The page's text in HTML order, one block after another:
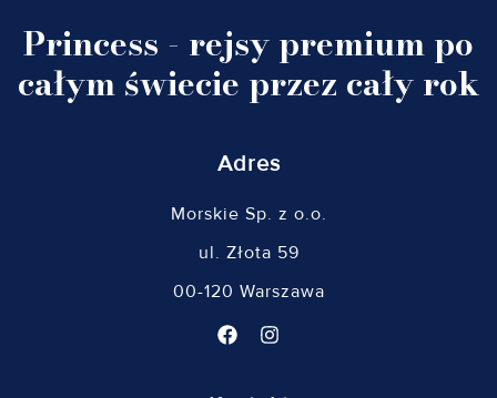
Princess - rejsy premium po
całym świecie przez cały rok
Adres
Morskie Sp. z o.o.
ul. Złota 59
00-120 Warszawa